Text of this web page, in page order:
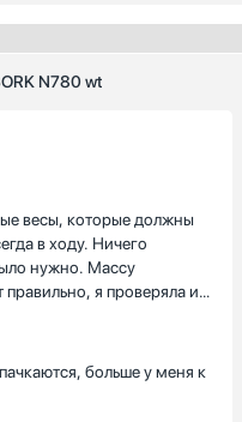
N780 wt
весы, которые должны
в ходу. Ничего
нужно. Массу
я проверяла и
при хранении, могут
весы изготовлены в
их от повреждений,
весы привлекательными
больше у меня к